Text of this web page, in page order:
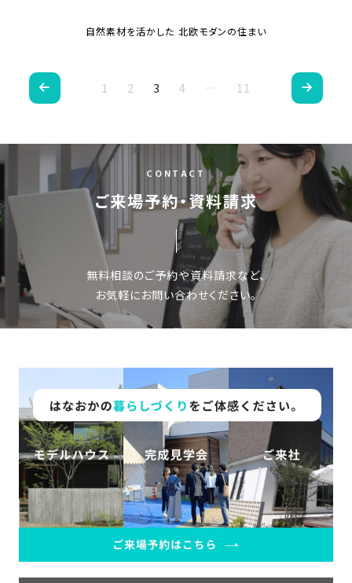
自然素材を活かした 北欧モダンの住まい
ペ
ジ
ー
シ
ョ
1 2 3 4 … 11
CONTACT
ご来場予約・資料請求
無料相談のご予約や資料請求など、
お気軽にお問い合わせください。